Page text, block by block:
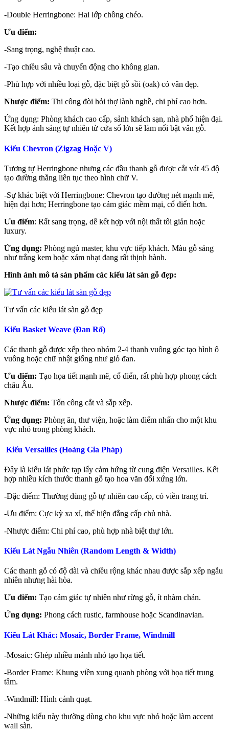
-Double Herringbone: Hai lớp chồng chéo.
Ưu điểm:
-Sang trọng, nghệ thuật cao.
-Tạo chiều sâu và chuyển động cho không gian.
-Phù hợp với nhiều loại gỗ, đặc biệt gỗ sồi (oak) có vân đẹp.
Nhược điểm: Thi công đòi hỏi thợ lành nghề, chi phí cao hơn.
Ứng dụng: Phòng khách cao cấp, sảnh khách sạn, nhà phố hiện đại.
Kết hợp ánh sáng tự nhiên từ cửa sổ lớn sẽ làm nổi bật vân gỗ.
Kiểu Chevron (Zigzag Hoặc V)
Tương tự Herringbone nhưng các đầu thanh gỗ được cắt vát 45 độ
tạo đường thẳng liên tục theo hình chữ V.
-Sự khác biệt với Herringbone: Chevron tạo đường nét mạnh mẽ,
hiện đại hơn; Herringbone tạo cảm giác mềm mại, cổ điển hơn.
Ưu điểm: Rất sang trọng, dễ kết hợp với nội thất tối giản hoặc
luxury.
Ứng dụng: Phòng ngủ master, khu vực tiếp khách. Màu gỗ sáng
như trắng kem hoặc xám nhạt đang rất thịnh hành.
Hình ảnh mô tả sản phẩm các kiểu lát sàn gỗ đẹp:
Tư vấn các kiểu lát sàn gỗ đẹp
Kiểu Basket Weave (Đan Rổ)
Các thanh gỗ được xếp theo nhóm 2-4 thanh vuông góc tạo hình ô
vuông hoặc chữ nhật giống như giỏ đan.
Ưu điểm: Tạo họa tiết mạnh mẽ, cổ điển, rất phù hợp phong cách
châu Âu.
Nhược điểm: Tốn công cắt và sắp xếp.
Ứng dụng: Phòng ăn, thư viện, hoặc làm điểm nhấn cho một khu
vực nhỏ trong phòng khách.
Kiểu Versailles (Hoàng Gia Pháp)
Đây là kiểu lát phức tạp lấy cảm hứng từ cung điện Versailles. Kết
hợp nhiều kích thước thanh gỗ tạo hoa văn đối xứng lớn.
-Đặc điểm: Thường dùng gỗ tự nhiên cao cấp, có viền trang trí.
-Ưu điểm: Cực kỳ xa xỉ, thể hiện đẳng cấp chủ nhà.
-Nhược điểm: Chi phí cao, phù hợp nhà biệt thự lớn.
Kiểu Lát Ngẫu Nhiên (Random Length & Width)
Các thanh gỗ có độ dài và chiều rộng khác nhau được sắp xếp ngẫu
nhiên nhưng hài hòa.
Ưu điểm: Tạo cảm giác tự nhiên như rừng gỗ, ít nhàm chán.
Ứng dụng: Phong cách rustic, farmhouse hoặc Scandinavian.
Kiểu Lát Khác: Mosaic, Border Frame, Windmill
-Mosaic: Ghép nhiều mảnh nhỏ tạo họa tiết.
-Border Frame: Khung viền xung quanh phòng với họa tiết trung
tâm.
-Windmill: Hình cánh quạt.
-Những kiểu này thường dùng cho khu vực nhỏ hoặc làm accent
wall sàn.